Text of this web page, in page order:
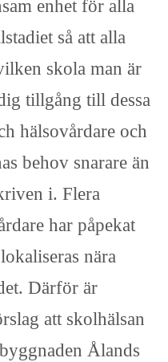
enhet för alla
så att alla
skola man är
tillgång till dessa
hälsovårdare och
behov snarare än
i. Flera
har påpekat
nära
Därför är
att skolhälsan
Ålands